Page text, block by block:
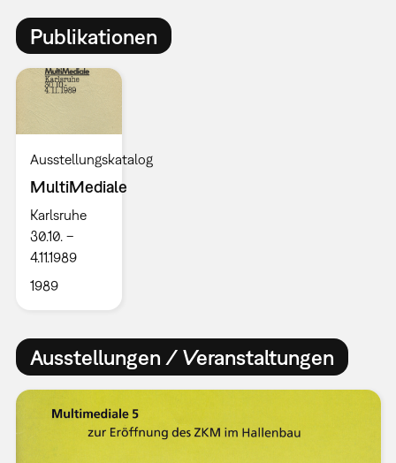
Publikationen
Ausstellungskatalog
MultiMediale
Karlsruhe
30.10. –
4.11.1989
1989
Ausstellungen / Veranstaltungen